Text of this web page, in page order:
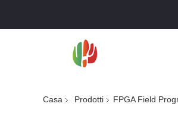
Casa Prodotti FPGA Field